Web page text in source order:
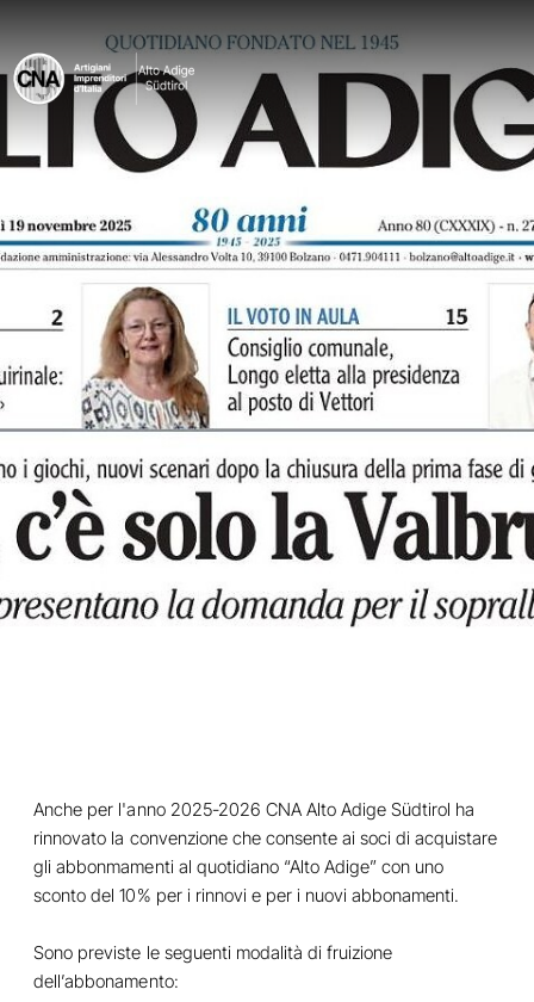
Anche per l'anno 2025-2026 CNA Alto Adige Südtirol ha
rinnovato la convenzione che consente ai soci di acquistare
gli abbonmamenti al quotidiano “Alto Adige” con uno
sconto del 10% per i rinnovi e per i nuovi abbonamenti.
Sono previste le seguenti modalità di fruizione
dell’abbonamento: